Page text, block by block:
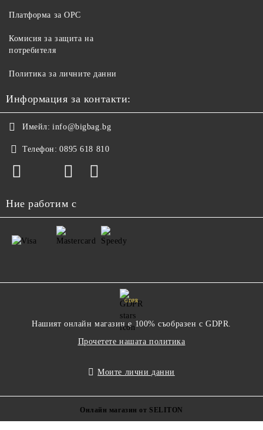
Платформа за ОРС
Комисия за защита на
потребителя
Политика за личните данни
Информация за контакти:
Имейл: info@bigbag.bg
Телефон: 0895 618 810
Ние работим с
GDPR
Нашият онлайн магазин е 100% съобразен с GDPR.
Прочетете нашата политика
Моите лични данни
Онлайн магазин от SELITON